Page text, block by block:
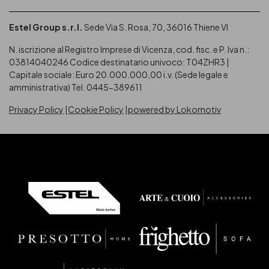
Estel Group s.r.l. Sede Via S. Rosa, 70, 36016 Thiene VI
N. iscrizione al Registro Imprese di Vicenza, cod. fisc. e P. Iva n.:
03814040246 Codice destinatario univoco: T04ZHR3 |
Capitale sociale: Euro 20.000.000,00 i.v. (Sede legale e
amministrativa) Tel. 0445-389611
Privacy Policy Cookie Policy powered by Lokomotiv